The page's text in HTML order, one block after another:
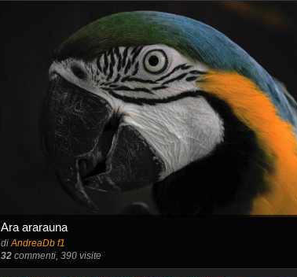
Ara ararauna
diAndreaDb f1
32commenti, 390 visite